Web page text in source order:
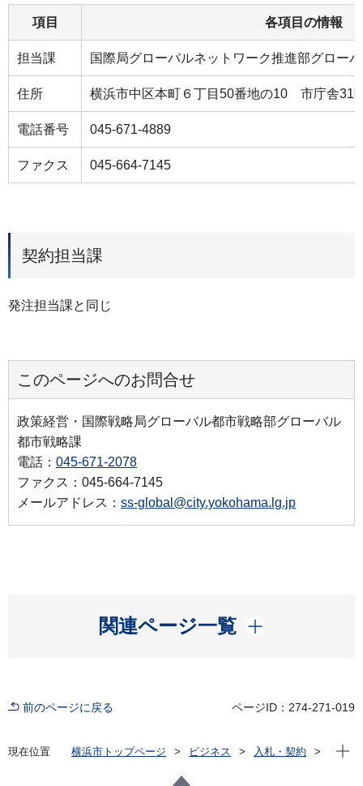
項目 各項目の情報
担当課 国際局グローバルネットワーク推進部グロー
住所 横浜市中区本町６丁目50番地の10 市庁舎31
電話番号 045-671-4889
ファクス 045-664-7145
契約担当課
発注担当課と同じ
このページへのお問合せ
政策経営・国際戦略局グローバル都市戦略部グローバル
都市戦略課
電話： 045-671-2078
ファクス：045-664-7145
メールアドレス： ss-global@city.yokohama.lg.jp
関連ページ一覧
開く
前のページに戻る ページID：274-271-019
現在位置 横浜市トップページ ビジネス
入札・契約
現在